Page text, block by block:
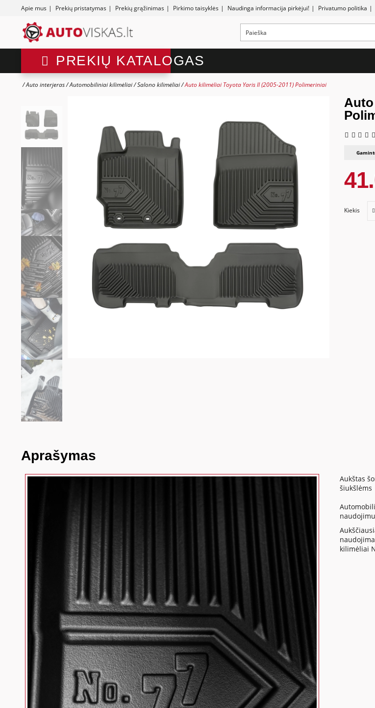
Apie mus | Prekių pristatymas | Prekių grąžinimas | Pirkimo taisyklės | Naudinga informacija pirkėjui! | Privatumo politika |
PREKIŲ KATALOGAS
Auto interjeras Automobiliniai kilimėliai Salono kilimėliai Auto kilimėliai Toyota Yaris II (2005-2011) Polimeriniai
Auto
Kiekis
Aprašymas
Aukštas
šiukšlėms
kilimėliai